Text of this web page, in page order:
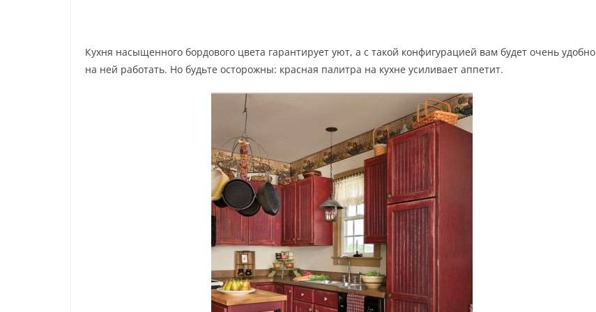
Кухня насыщенного бордового цвета гарантирует уют, а с такой конфигурацией вам будет очень удобно
на ней работать. Но будьте осторожны: красная палитра на кухне усиливает аппетит.